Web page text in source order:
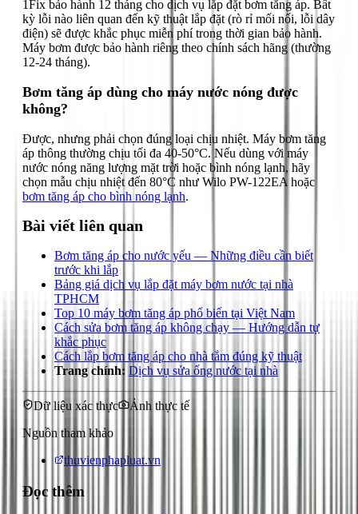
1Fix bảo hành 12 tháng cho dịch vụ lắp đặt bơm tăng áp. Bất
kỳ lỗi nào liên quan đến kỹ thuật lắp đặt (rò rỉ mối nối, lỗi dây
điện) sẽ được khắc phục miễn phí trong thời gian bảo hành.
Máy bơm được bảo hành riêng theo chính sách hãng (thường
12-24 tháng).
Bơm tăng áp dùng cho máy nước nóng được
không?
Được, nhưng phải chọn đúng loại chịu nhiệt. Máy bơm tăng
áp thông thường chịu tối đa 40-50°C. Nếu dùng với máy
nước nóng năng lượng mặt trời hoặc bình nóng lạnh, hãy
chọn mẫu chịu nhiệt đến 80°C như Wilo PW-122EA hoặc
bơm tăng áp cho bình nóng lạnh.
Bài viết liên quan
Bơm tăng áp cho nước yếu — Những điều cần biết
trước khi lắp
Bảng giá dịch vụ lắp đặt máy bơm nước tại nhà
TPHCM
Top 10 máy bơm tăng áp phổ biến tại Việt Nam
Cách sửa bơm tăng áp không chạy — Hướng dẫn tự
khắc phục
Cách lắp bơm tăng áp cho nhà tắm đúng kỹ thuật
Trang chính: Dịch vụ sửa ống nước tại nhà
Dữ liệu xác thực
Ảnh thực tế
Nguồn tham khảo
thuvienphapluat.vn
Đọc thêm